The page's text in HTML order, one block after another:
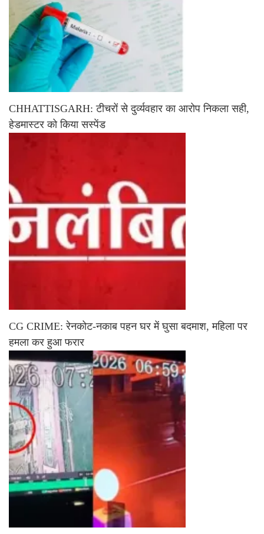
CHHATTISGARH: टीचरों से दुर्व्यवहार का आरोप निकला सही,
हेडमास्टर को किया सस्पेंड
CG CRIME: रेनकोट-नकाब पहन घर में घुसा बदमाश, महिला पर
हमला कर हुआ फरार